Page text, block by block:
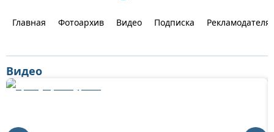
Главная Фотоархив Видео Подписка
Видео